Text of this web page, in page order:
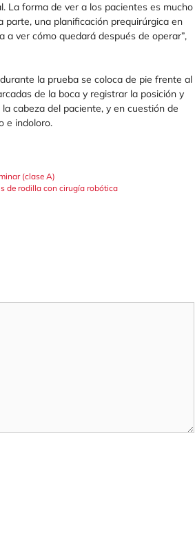
La forma de ver a los pacientes es mucho
parte, una planificación prequirúrgica en
ver cómo quedará después de operar”,
la prueba se coloca de pie frente al
de la boca y registrar la posición y
cabeza del paciente, y en cuestión de
e indoloro.
(clase A)
de rodilla con cirugía robótica